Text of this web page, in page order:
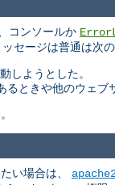
コンソールか
セージは普通は次
しようとした。
ときや他のウェブ
い場合は、